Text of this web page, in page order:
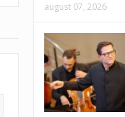
august 07, 2026